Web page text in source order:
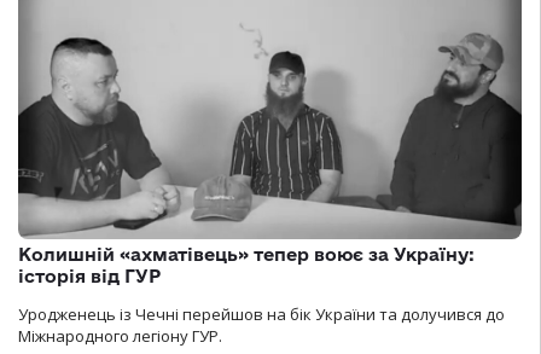
Колишній «ахматівець» тепер воює за Україну:
історія від ГУР
Уродженець із Чечні перейшов на бік України та долучився до
Міжнародного легіону ГУР.